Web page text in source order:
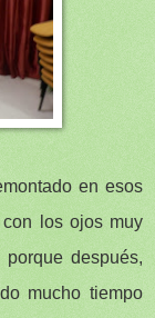
en esos
los ojos muy
después,
mucho tiempo